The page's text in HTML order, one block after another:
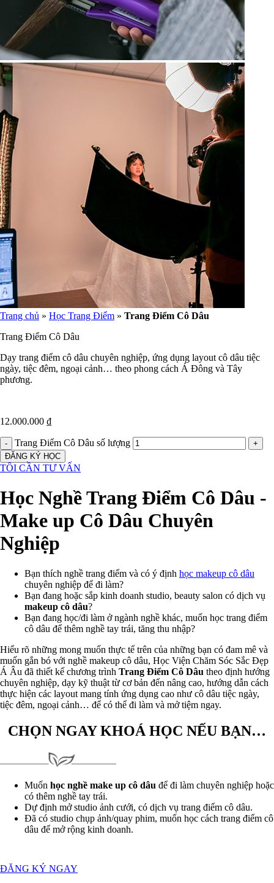
Trang chủ » Học Trang Điểm » Trang Điểm Cô Dâu
Trang Điểm Cô Dâu
Dạy trang điểm cô dâu chuyên nghiệp, ứng dụng layout cô dâu tiệc
ngày, tiệc đêm, ngoại cảnh… theo phong cách Á Đông và Tây
phương.
12.000.000 ₫
Trang Điểm Cô Dâu số lượng
ĐĂNG KÝ HỌC
TÔI CẦN TƯ VẤN
Học Nghề Trang Điểm Cô Dâu -
Make up Cô Dâu Chuyên
Nghiệp
Bạn thích nghề trang điểm và có ý định học makeup cô dâu
chuyên nghiệp để đi làm?
Bạn đang hoặc sắp kinh doanh studio, beauty salon có dịch vụ
makeup cô dâu?
Bạn đang học/đi làm ở ngành nghề khác, muốn học trang điểm
cô dâu để thêm nghề tay trái, tăng thu nhập?
Hiểu rõ những mong muốn thực tế trên của những bạn có đam mê và
muốn gắn bó với nghề makeup cô dâu, Học Viện Chăm Sóc Sắc Đẹp
Á Âu đã thiết kế chương trình Trang Điểm Cô Dâu theo định hướng
chuyên nghiệp, dạy kỹ thuật từ cơ bản đến nâng cao, hướng dẫn cách
thực hiện các layout mang tính ứng dụng cao như cô dâu tiệc ngày,
tiệc đêm, ngoại cảnh… để có thể đi làm và mở tiệm ngay.
CHỌN NGAY KHOÁ HỌC NẾU BẠN…
Muốn học nghề make up cô dâu để đi làm chuyên nghiệp hoặc
có thêm nghề tay trái.
Dự định mở studio ảnh cưới, có dịch vụ trang điểm cô dâu.
Đã có studio chụp ảnh/quay phim, muốn học cách trang điểm cô
dâu để mở rộng kinh doanh.
ĐĂNG KÝ NGAY